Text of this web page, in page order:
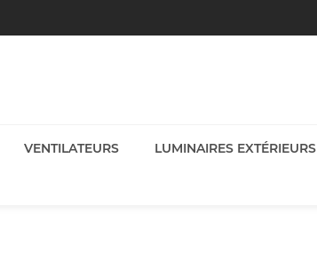
VENTILATEURS LUMINAIRES EXTÉRIEURS